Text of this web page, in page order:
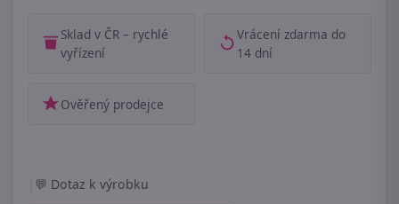
Sklad v ČR – rychlé
vyřízení
Vrácení zdarma do
14 dní
Ověřený prodejce
Dotaz k výrobku